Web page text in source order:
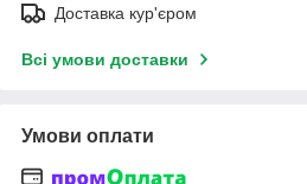
Доставка кур'єром
Всі умови доставки
Умови оплати